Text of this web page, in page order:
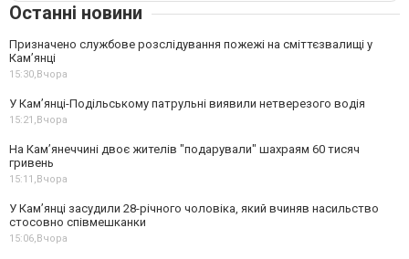
Останні новини
Призначено службове розслідування пожежі на сміттєзвалищі у
Кам’янці
15:30,Вчора
У Кам’янці-Подільському патрульні виявили нетверезого водія
15:21,Вчора
На Камʼянеччині двоє жителів "подарували" шахраям 60 тисяч
гривень
15:11,Вчора
У Камʼянці засудили 28-річного чоловіка, який вчиняв насильство
стосовно співмешканки
15:06,Вчора